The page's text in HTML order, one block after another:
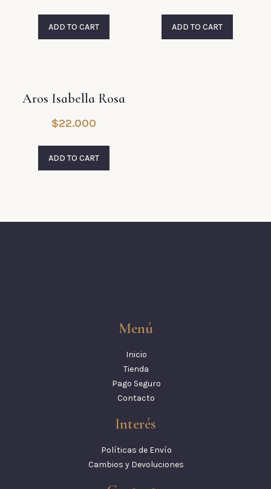
ADD TO CART ADD TO CART
Aros Isabella Rosa
$22.000
ADD TO CART
Menú
Inicio
Tienda
Pago Seguro
Contacto
Interés
Políticas de Envío
Cambios y Devoluciones